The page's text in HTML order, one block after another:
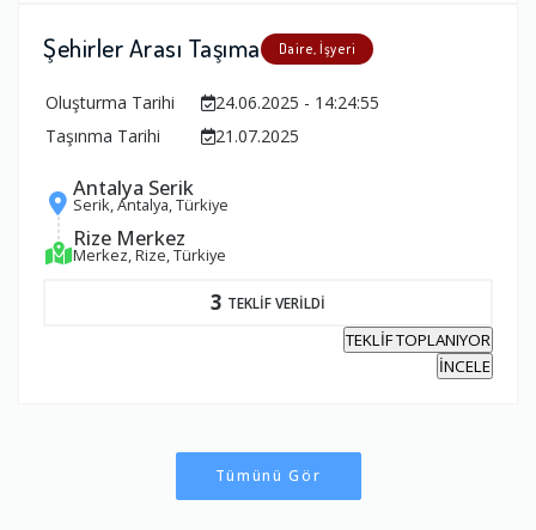
Şehirler Arası Taşıma Daire, İşyeri
Oluşturma Tarihi
24.06.2025 - 14:24:55
Taşınma Tarihi
21.07.2025
Antalya Serik
Serik, Antalya, Türkiye
Rize Merkez
Merkez, Rize, Türkiye
3 TEKLİF VERİLDİ
TEKLİF TOPLANIYOR
İNCELE
Tümünü Gör